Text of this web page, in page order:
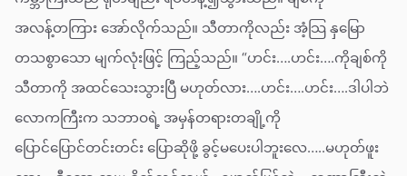
အလန့်တကြား အော်လိုက်သည်။ သီတာကိုလည်း အံ့သြ နှမြော
တသစွာသော မျက်လုံးဖြင့် ကြည့်သည်။ “ဟင်း….ဟင်း….ကိုချစ်ကို
သီတာကို အထင်သေးသွားပြီ မဟုတ်လား….ဟင်း….ဟင်း….ဒါပါဘဲ
လောကကြီးက သဘာဝရဲ့ အမှန်တရားတချို့ကို
ပြောင်ပြောင်တင်းတင်း ပြောဆိုဖို့ ခွင့်မပေးပါဘူးလေ…..မဟုတ်ဖူး